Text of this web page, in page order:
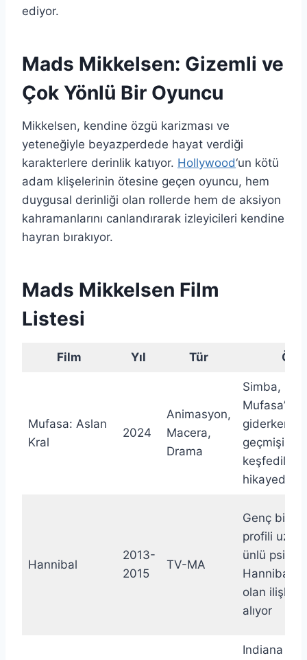
ediyor.
Mads Mikkelsen: Gizemli ve
Çok Yönlü Bir Oyuncu
Mikkelsen, kendine özgü karizması ve
yeteneğiyle beyazperdede hayat verdiği
karakterlere derinlik katıyor. Hollywood‘un kötü
adam klişelerinin ötesine geçen oyuncu, hem
duygusal derinliği olan rollerde hem de aksiyon
kahramanlarını canlandırarak izleyicileri kendine
hayran bırakıyor.
Mads Mikkelsen Film
Listesi
Film Yıl Tür
Mufasa: Aslan
Kral
2024
Animasyon,
Macera,
Drama
Simba, Kral
giderken
geçmişinin
hikayede
Hannibal
2013-
2015
TV-MA
Genç bir
profili
ünlü
Hannibal
olan
alıyor
Indiana